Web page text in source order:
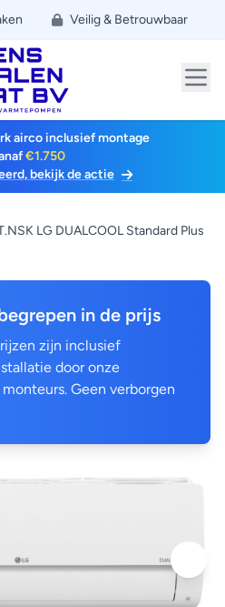
Veilig & Betrouwbaar
airco inclusief montage
€1.750
bekijk de actie
LG DUALCOOL Standard Plus
in de prijs
zijn inclusief
door onze
Geen verborgen